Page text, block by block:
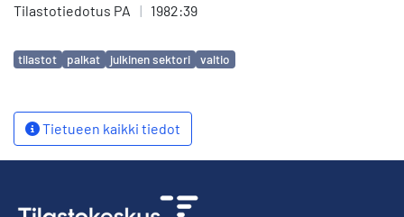
Tilastotiedotus PA | 1982:39
Avainsanat
tilastot palkat julkinen sektori valtio
Tietueen kaikki tiedot